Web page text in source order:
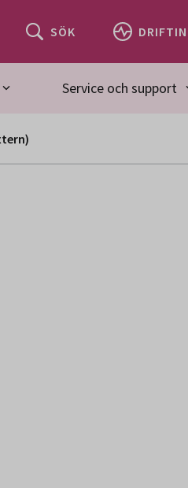
SÖK
Service och support